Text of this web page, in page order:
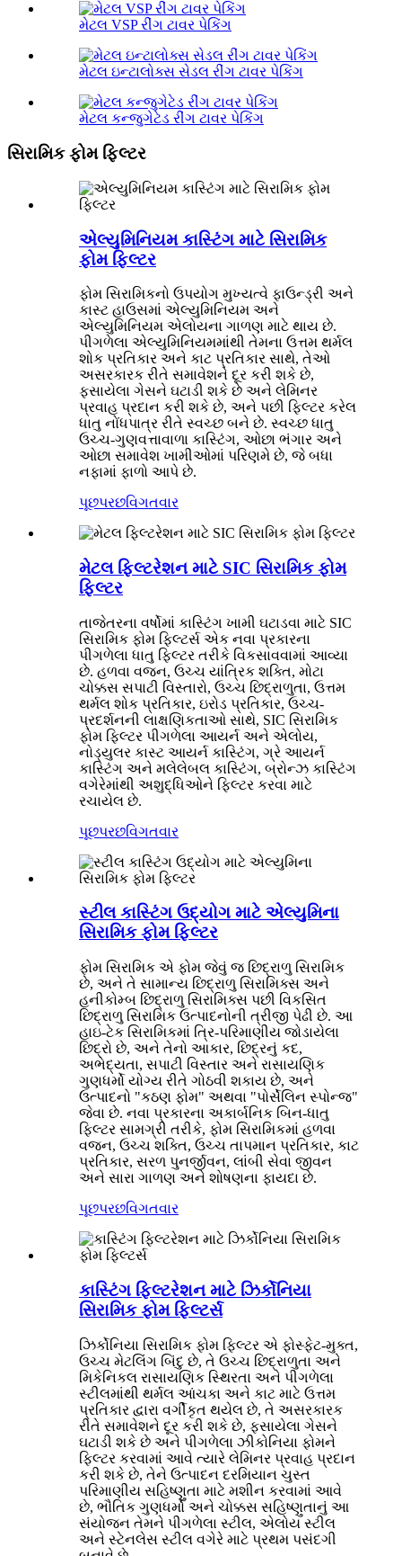
મેટલ VSP રીંગ ટાવર પેકિંગ
મેટલ ઇન્ટાલોક્સ સેડલ રીંગ ટાવર પેકિંગ
મેટલ કન્જુગેટેડ રીંગ ટાવર પેકિંગ
સિરામિક ફોમ ફિલ્ટર
એલ્યુમિનિયમ કાસ્ટિંગ માટે સિરામિક
ફોમ ફિલ્ટર
ફોમ સિરામિકનો ઉપયોગ મુખ્યત્વે ફાઉન્ડ્રી અને
કાસ્ટ હાઉસમાં એલ્યુમિનિયમ અને
એલ્યુમિનિયમ એલોયના ગાળણ માટે થાય છે.
પીગળેલા એલ્યુમિનિયમમાંથી તેમના ઉત્તમ થર્મલ
શોક પ્રતિકાર અને કાટ પ્રતિકાર સાથે, તેઓ
અસરકારક રીતે સમાવેશને દૂર કરી શકે છે,
ફસાયેલા ગેસને ઘટાડી શકે છે અને લેમિનર
પ્રવાહ પ્રદાન કરી શકે છે, અને પછી ફિલ્ટર કરેલ
ધાતુ નોંધપાત્ર રીતે સ્વચ્છ બને છે. સ્વચ્છ ધાતુ
ઉચ્ચ-ગુણવત્તાવાળા કાસ્ટિંગ, ઓછા ભંગાર અને
ઓછા સમાવેશ ખામીઓમાં પરિણમે છે, જે બધા
નફામાં ફાળો આપે છે.
પૂછપરછવિગતવાર
મેટલ ફિલ્ટરેશન માટે SIC સિરામિક ફોમ
ફિલ્ટર
તાજેતરના વર્ષોમાં કાસ્ટિંગ ખામી ઘટાડવા માટે SIC
સિરામિક ફોમ ફિલ્ટર્સ એક નવા પ્રકારના
પીગળેલા ધાતુ ફિલ્ટર તરીકે વિકસાવવામાં આવ્યા
છે. હળવા વજન, ઉચ્ચ યાંત્રિક શક્તિ, મોટા
ચોક્કસ સપાટી વિસ્તારો, ઉચ્ચ છિદ્રાળુતા, ઉત્તમ
થર્મલ શોક પ્રતિકાર, ઇરોડ પ્રતિકાર, ઉચ્ચ-
પ્રદર્શનની લાક્ષણિકતાઓ સાથે, SIC સિરામિક
ફોમ ફિલ્ટર પીગળેલા આયર્ન અને એલોય,
નોડ્યુલર કાસ્ટ આયર્ન કાસ્ટિંગ, ગ્રે આયર્ન
કાસ્ટિંગ અને મલેલેબલ કાસ્ટિંગ, બ્રોન્ઝ કાસ્ટિંગ
વગેરેમાંથી અશુદ્ધિઓને ફિલ્ટર કરવા માટે
રચાયેલ છે.
પૂછપરછવિગતવાર
સ્ટીલ કાસ્ટિંગ ઉદ્યોગ માટે એલ્યુમિના
સિરામિક ફોમ ફિલ્ટર
ફોમ સિરામિક એ ફોમ જેવું જ છિદ્રાળુ સિરામિક
છે, અને તે સામાન્ય છિદ્રાળુ સિરામિક્સ અને
હનીકોમ્બ છિદ્રાળુ સિરામિક્સ પછી વિકસિત
છિદ્રાળુ સિરામિક ઉત્પાદનોની ત્રીજી પેઢી છે. આ
હાઇ-ટેક સિરામિકમાં ત્રિ-પરિમાણીય જોડાયેલા
છિદ્રો છે, અને તેનો આકાર, છિદ્રનું કદ,
અભેદ્યતા, સપાટી વિસ્તાર અને રાસાયણિક
ગુણધર્મો યોગ્ય રીતે ગોઠવી શકાય છે, અને
ઉત્પાદનો "કઠણ ફોમ" અથવા "પોર્સેલિન સ્પોન્જ"
જેવા છે. નવા પ્રકારના અકાર્બનિક બિન-ધાતુ
ફિલ્ટર સામગ્રી તરીકે, ફોમ સિરામિકમાં હળવા
વજન, ઉચ્ચ શક્તિ, ઉચ્ચ તાપમાન પ્રતિકાર, કાટ
પ્રતિકાર, સરળ પુનર્જીવન, લાંબી સેવા જીવન
અને સારા ગાળણ અને શોષણના ફાયદા છે.
પૂછપરછવિગતવાર
કાસ્ટિંગ ફિલ્ટરેશન માટે ઝિર્કોનિયા
સિરામિક ફોમ ફિલ્ટર્સ
ઝિર્કોનિયા સિરામિક ફોમ ફિલ્ટર એ ફોસ્ફેટ-મુક્ત,
ઉચ્ચ મેટલિંગ બિંદુ છે, તે ઉચ્ચ છિદ્રાળુતા અને
મિકેનિકલ રાસાયણિક સ્થિરતા અને પીગળેલા
સ્ટીલમાંથી થર્મલ આંચકા અને કાટ માટે ઉત્તમ
પ્રતિકાર દ્વારા વર્ગીકૃત થયેલ છે, તે અસરકારક
રીતે સમાવેશને દૂર કરી શકે છે, ફસાયેલા ગેસને
ઘટાડી શકે છે અને પીગળેલા ઝીકોનિયા ફોમને
ફિલ્ટર કરવામાં આવે ત્યારે લેમિનર પ્રવાહ પ્રદાન
કરી શકે છે, તેને ઉત્પાદન દરમિયાન ચુસ્ત
પરિમાણીય સહિષ્ણુતા માટે મશીન કરવામાં આવે
છે, ભૌતિક ગુણધર્મો અને ચોક્કસ સહિષ્ણુતાનું આ
સંયોજન તેમને પીગળેલા સ્ટીલ, એલોય સ્ટીલ
અને સ્ટેનલેસ સ્ટીલ વગેરે માટે પ્રથમ પસંદગી